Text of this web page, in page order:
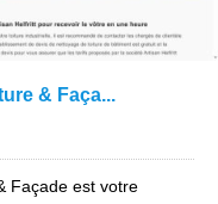
& Faça...
Façade est votre